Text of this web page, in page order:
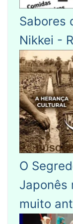
Sabores
Nikkei -
O
Japonês
muito